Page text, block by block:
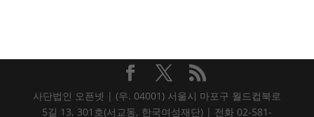
사단법인 오픈넷 | (우. 04001) 서울시 마포구 월드컵북로
5길 13, 301호(서교동, 한국여성재단) | 전화 02-581-